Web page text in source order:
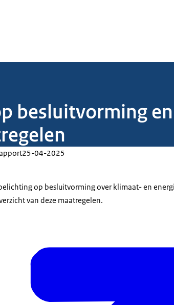
besluitvorming
25-04-2025
op besluitvorming over klimaat- en
van deze maatregelen.